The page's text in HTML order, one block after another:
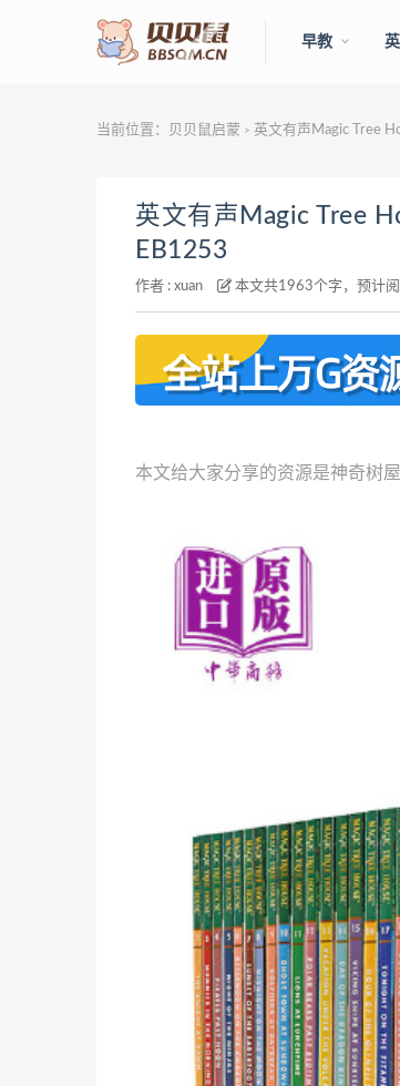
早教
当前位置： 贝贝鼠启蒙 > 英文有声Magic Tree
英文有声Magic Tree
EB1253
作者 : xuan 本文共1963个字，预计
本文给大家分享的资源是神奇树